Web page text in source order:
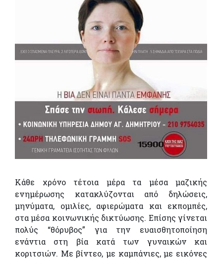
Κάθε χρόνο τέτοια μέρα τα μέσα μαζικής
ενημέρωσης κατακλύζονται από δηλώσεις,
μηνύματα, ομιλίες, αφιερώματα και εκπομπές,
στα μέσα κοινωνικής δικτύωσης. Eπίσης γίνεται
πολύς “θόρυβος” για την ευαισθητοποίηση
ενάντια στη βία κατά των γυναικών και
κοριτσιών. Με βίντεο, με καμπάνιες, με εικόνες